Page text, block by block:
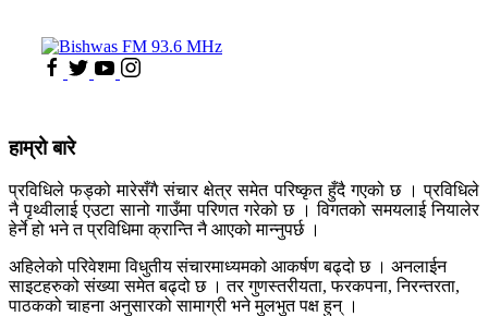
हाम्रो बारे
प्रविधिले फड्को मारेसँगै संचार क्षेत्र समेत परिष्कृत हुँदै गएको छ । प्रविधिले
नै पृथ्वीलाई एउटा सानो गाउँमा परिणत गरेको छ । विगतको समयलाई नियालेर
हेर्ने हो भने त प्रविधिमा क्रान्ति नै आएको मान्नुपर्छ ।
अहिलेको परिवेशमा विधुतीय संचारमाध्यमको आकर्षण बढ्दो छ । अनलाईन
साइटहरुको संख्या समेत बढ्दो छ । तर गुणस्तरीयता, फरकपना, निरन्तरता,
पाठकको चाहना अनुसारको सामाग्री भने मुलभुत पक्ष हुन् ।